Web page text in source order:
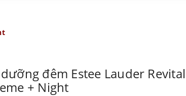
đêm Estee Lauder
+ Night